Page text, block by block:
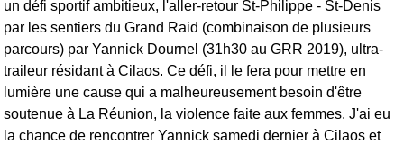
un défi sportif ambitieux, l'aller-retour St-Philippe - St-Denis
par les sentiers du Grand Raid (combinaison de plusieurs
parcours) par Yannick Dournel (31h30 au GRR 2019), ultra-
traileur résidant à Cilaos. Ce défi, il le fera pour mettre en
lumière une cause qui a malheureusement besoin d'être
soutenue à La Réunion, la violence faite aux femmes. J'ai eu
la chance de rencontrer Yannick samedi dernier à Cilaos et